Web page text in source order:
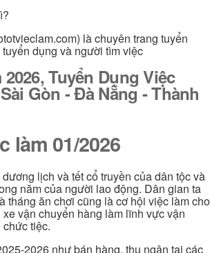
là chuyên trang tuyển
dụng và người tìm việc
Tuyển Dụng Việc
Gòn - Đà Nẵng - Thành
làm 01/2026
lịch và tết cổ truyền của dân tộc và
năm của người lao động. Dân gian ta
tháng ăn chơi cũng là cơ hội việc làm cho
vận chuyển hàng làm lĩnh vực vận
tiệc.
2026 như bán hàng, thu ngân tại các